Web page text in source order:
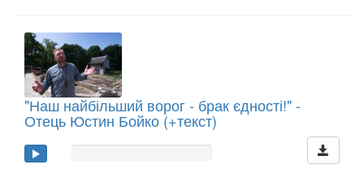
"Наш найбільший ворог - брак єдності!" -
Отець Юстин Бойко (+текст)